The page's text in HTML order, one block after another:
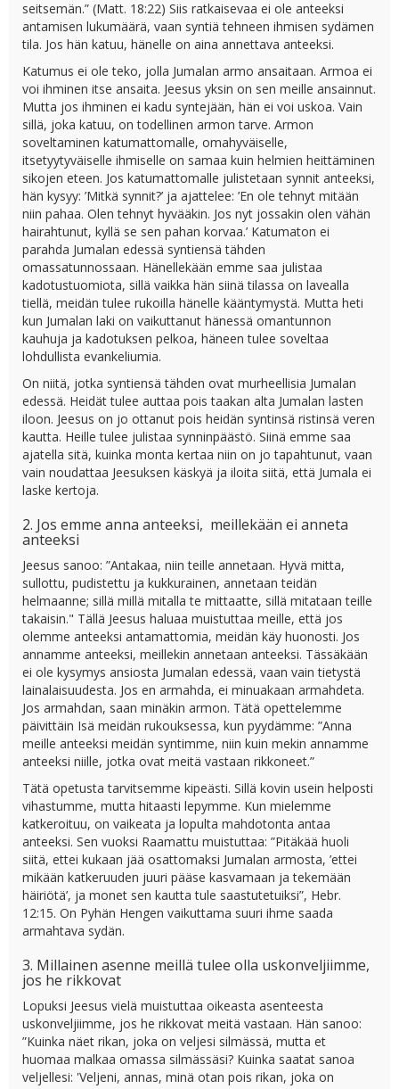
seitsemän.” (Matt. 18:22) Siis ratkaisevaa ei ole anteeksi
antamisen lukumäärä, vaan syntiä tehneen ihmisen sydämen
tila. Jos hän katuu, hänelle on aina annettava anteeksi.
Katumus ei ole teko, jolla Jumalan armo ansaitaan. Armoa ei
voi ihminen itse ansaita. Jeesus yksin on sen meille ansainnut.
Mutta jos ihminen ei kadu syntejään, hän ei voi uskoa. Vain
sillä, joka katuu, on todellinen armon tarve. Armon
soveltaminen katumattomalle, omahyväiselle,
itsetyytyväiselle ihmiselle on samaa kuin helmien heittäminen
sikojen eteen. Jos katumattomalle julistetaan synnit anteeksi,
hän kysyy: ’Mitkä synnit?’ ja ajattelee: ’En ole tehnyt mitään
niin pahaa. Olen tehnyt hyvääkin. Jos nyt jossakin olen vähän
hairahtunut, kyllä se sen pahan korvaa.’ Katumaton ei
parahda Jumalan edessä syntiensä tähden
omassatunnossaan. Hänellekään emme saa julistaa
kadotustuomiota, sillä vaikka hän siinä tilassa on lavealla
tiellä, meidän tulee rukoilla hänelle kääntymystä. Mutta heti
kun Jumalan laki on vaikuttanut hänessä omantunnon
kauhuja ja kadotuksen pelkoa, häneen tulee soveltaa
lohdullista evankeliumia.
On niitä, jotka syntiensä tähden ovat murheellisia Jumalan
edessä. Heidät tulee auttaa pois taakan alta Jumalan lasten
iloon. Jeesus on jo ottanut pois heidän syntinsä ristinsä veren
kautta. Heille tulee julistaa synninpäästö. Siinä emme saa
ajatella sitä, kuinka monta kertaa niin on jo tapahtunut, vaan
vain noudattaa Jeesuksen käskyä ja iloita siitä, että Jumala ei
laske kertoja.
2. Jos emme anna anteeksi, meillekään ei anneta
anteeksi
Jeesus sanoo: ”Antakaa, niin teille annetaan. Hyvä mitta,
sullottu, pudistettu ja kukkurainen, annetaan teidän
helmaanne; sillä millä mitalla te mittaatte, sillä mitataan teille
takaisin." Tällä Jeesus haluaa muistuttaa meille, että jos
olemme anteeksi antamattomia, meidän käy huonosti. Jos
annamme anteeksi, meillekin annetaan anteeksi. Tässäkään
ei ole kysymys ansiosta Jumalan edessä, vaan vain tietystä
lainalaisuudesta. Jos en armahda, ei minuakaan armahdeta.
Jos armahdan, saan minäkin armon. Tätä opettelemme
päivittäin Isä meidän rukouksessa, kun pyydämme: ”Anna
meille anteeksi meidän syntimme, niin kuin mekin annamme
anteeksi niille, jotka ovat meitä vastaan rikkoneet.”
Tätä opetusta tarvitsemme kipeästi. Sillä kovin usein helposti
vihastumme, mutta hitaasti lepymme. Kun mielemme
katkeroituu, on vaikeata ja lopulta mahdotonta antaa
anteeksi. Sen vuoksi Raamattu muistuttaa: ”Pitäkää huoli
siitä, ettei kukaan jää osattomaksi Jumalan armosta, ’ettei
mikään katkeruuden juuri pääse kasvamaan ja tekemään
häiriötä’, ja monet sen kautta tule saastutetuiksi”, Hebr.
12:15. On Pyhän Hengen vaikuttama suuri ihme saada
armahtava sydän.
3. Millainen asenne meillä tulee olla uskonveljiimme,
jos he rikkovat
Lopuksi Jeesus vielä muistuttaa oikeasta asenteesta
uskonveljiimme, jos he rikkovat meitä vastaan. Hän sanoo:
”Kuinka näet rikan, joka on veljesi silmässä, mutta et
huomaa malkaa omassa silmässäsi? Kuinka saatat sanoa
veljellesi: 'Veljeni, annas, minä otan pois rikan, joka on